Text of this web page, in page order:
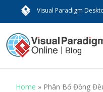
Visual Paradigm
Home » Phân Bố Đồng